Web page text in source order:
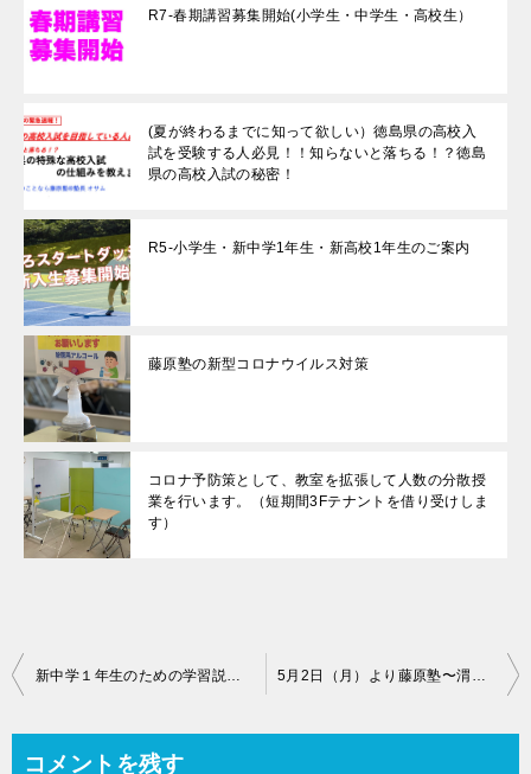
R7-春期講習募集開始(小学生・中学生・高校生）
(夏が終わるまでに知って欲しい）徳島県の高校入
試を受験する人必見！！知らないと落ちる！？徳島
県の高校入試の秘密！
R5-小学生・新中学1年生・新高校1年生のご案内
藤原塾の新型コロナウイルス対策
コロナ予防策として、教室を拡張して人数の分散授
業を行います。（短期間3Fテナントを借り受けしま
す）
投
新中学１年生のための学習説明会 5月2日（月）より藤原塾〜渭北校〜の開校と個別指導スペースの移動のご連絡
コメントを残す